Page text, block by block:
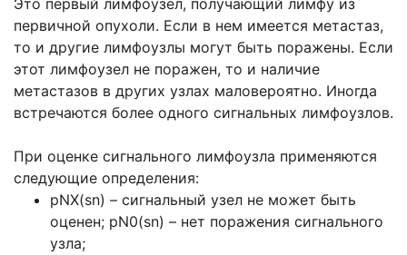
Это первый лимфоузел, получающий лимфу из
первичной опухоли. Если в нем имеется метастаз,
то и другие лимфоузлы могут быть поражены. Если
этот лимфоузел не поражен, то и наличие
метастазов в других узлах маловероятно. Иногда
встречаются более одного сигнальных лимфоузлов.
При оценке сигнального лимфоузла применяются
следующие определения:
pNX(sn) – сигнальный узел не может быть
оценен; pN0(sn) – нет поражения сигнального
узла;